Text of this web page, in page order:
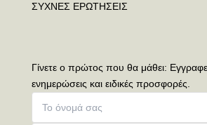
ΣΥΧΝΕΣ ΕΡΩΤΗΣΕΙΣ
Γίνετε ο πρώτος που θα μάθει:
ενημερώσεις και ειδικές προσφορές.